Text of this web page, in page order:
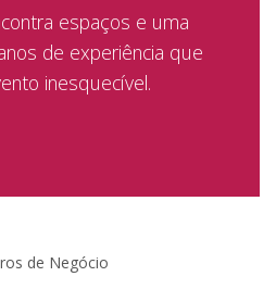
espaços e uma
de experiência que
inesquecível.
de Negócio